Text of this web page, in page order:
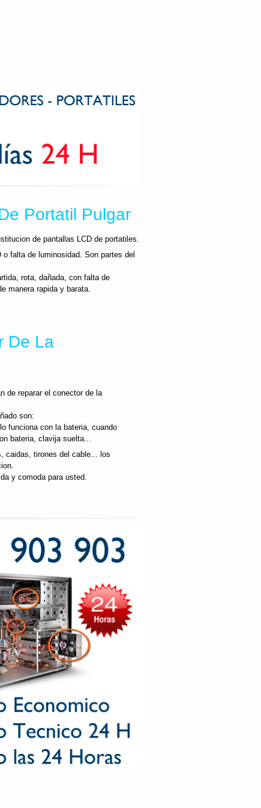
Portatil Pulgar
de pantallas LCD de portatiles.
falta de luminosidad. Son partes del
rota, dañada, con falta de
manera rapida y barata.
De La
de reparar el conector de la
son:
funciona con la bateria, cuando
bateria, clavija suelta...
caidas, tirones del cable... los
y comoda para usted.